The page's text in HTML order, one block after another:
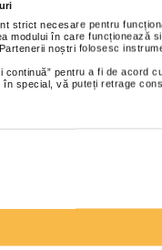
strict necesare pentru
modului în care funcționează
noștri folosesc
continuă” pentru a fi de acord
special, vă puteți retrage
sunt valabile pentru
formula light pentru
informații